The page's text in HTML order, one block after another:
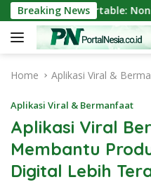
Skip
to
content
Breaking News
Mini Portable: Nonton
Home Aplikasi Viral &
Aplikasi Viral & Bermanfaat
Aplikasi Viral
Membantu
Digital Lebih